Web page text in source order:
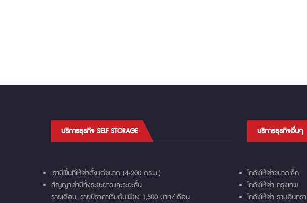
บริการธุรกิจ SELF STORAGE
เรามีพื้นที่ให้เช่าตั้งแต่ขนาด (4-200 ตร.ม.)
สัญญาเช่ามีทั้งระยะยาวและระยะสั้น
รายเดือน, รายปีราคาเร่ิมต้นเพียง 1,500 บาท/เดือน
บริการธุรกิจอื่นๆ
โกดังให้เช่าขนาดเล็ก
โกดังให้เช่า กรุงเทพ
โกดังให้เช่า รามอินทรา